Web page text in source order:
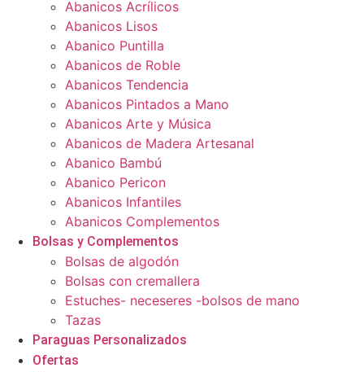
Abanicos Acrílicos
Abanicos Lisos
Abanico Puntilla
Abanicos de Roble
Abanicos Tendencia
Abanicos Pintados a Mano
Abanicos Arte y Música
Abanicos de Madera Artesanal
Abanico Bambú
Abanico Pericon
Abanicos Infantiles
Abanicos Complementos
Bolsas y Complementos
Bolsas de algodón
Bolsas con cremallera
Estuches- neceseres -bolsos de mano
Tazas
Paraguas Personalizados
Ofertas